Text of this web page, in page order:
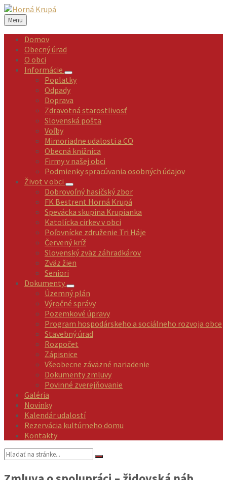
Preskočiť
na
obsah
Preskočiť
na
ľavý
panel
Preskočiť
na
pravý
panel
Preskočiť
na
pätičku
Menu
Domov
Obecný úrad
O obci
Informácie
Poplatky
Odpady
Doprava
Zdravotná starostlivosť
Slovenská pošta
Voľby
Mimoriadne udalosti a CO
Obecná knižnica
Firmy v našej obci
Podmienky spracúvania osobných údajov
Život v obci
Dobrovoľný hasičský zbor
FK Bestrent Horná Krupá
Spevácka skupina Krupianka
Katolícka cirkev v obci
Poľovnícke združenie Tri Háje
Červený kríž
Slovenský zväz záhradkárov
Zväz žien
Seniori
Dokumenty
Územný plán
Výročné správy
Pozemkové úpravy
Program hospodárskeho a sociálneho rozvoja obce
Stavebný úrad
Rozpočet
Zápisnice
Všeobecne záväzné nariadenie
Dokumenty zmluvy
Povinné zverejňovanie
Galéria
Novinky
Kalendár udalostí
Rezervácia kultúrneho domu
Kontakty
Vyhľadávanie: